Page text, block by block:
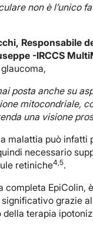
non è l’unico
Responsabile
-IRCCS
posta anche su
mitocondriale,
una visione
malattia può
necessario
retiniche4,5.
completa EpiColin,
grazie
terapia